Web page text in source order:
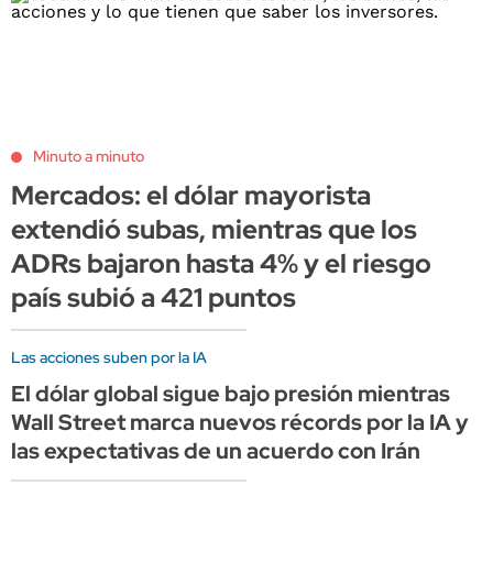
Minuto a minuto
Mercados: el dólar mayorista
extendió subas, mientras que los
ADRs bajaron hasta 4% y el riesgo
país subió a 421 puntos
Las acciones suben por la IA
El dólar global sigue bajo presión mientras
Wall Street marca nuevos récords por la IA y
las expectativas de un acuerdo con Irán